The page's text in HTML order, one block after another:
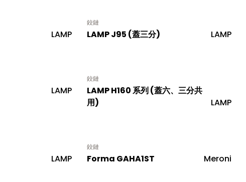
LAMP
鉸鏈
LAMP J95 (蓋三分) LAMP
LAMP
鉸鏈
LAMP H160 系列 (蓋六、三分共
用)
LAMP
LAMP
鉸鏈
Forma GAHA1ST Meroni